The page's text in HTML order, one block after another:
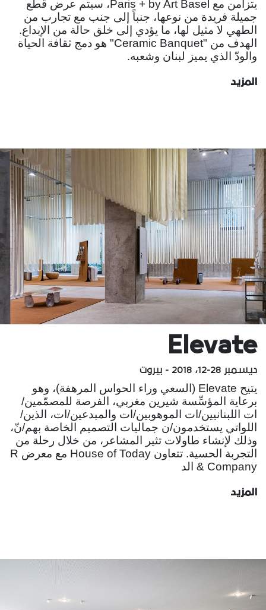
يتزامن مع Paris + by Art Basel، سيتم عرض قطع
جميلة فريدة من نوعها، جنباً إلى جنب مع تجارب من
الطهي لا مثيل لها، ما يؤدي إلى خلق حالة من الإبداع.
الهدف من "Ceramic Banquet" هو دمج ثقافة الحياة
والودّ الذي يميز لبنان وشعبه.
المزيد
Elevate
ديسمبر 28-12، 2018 - بيروت
يتيح Elevate (السعي وراء الحواس المرهفة)، وهو
برعاية المؤسِّسة شيرين مغربي، الفرصة للمصمّمين/
ات اللبنانيين/ات الموهوبين/ات والمبدعين/ات، الذين/
اللواتي يستخدمون/ن جماليات التصميم الخاصة بهم/نّ،
وذلك لإنشاء طاولات تثير المشاعر، من خلال رحلة من
التجربة الحسية. تتعاون House of Today مع معرض R
& Company الد
المزيد